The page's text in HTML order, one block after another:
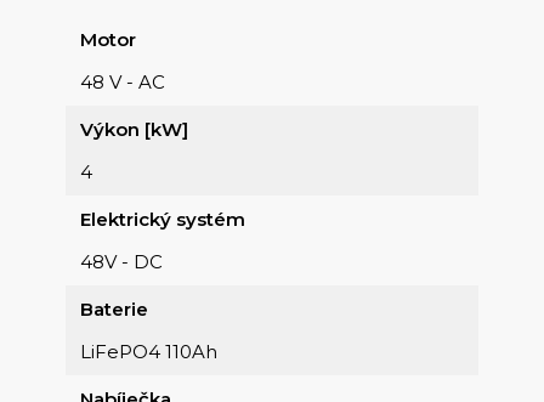
Motor
48 V - AC
Výkon [kW]
4
Elektrický systém
48V - DC
Baterie
LiFePO4 110Ah